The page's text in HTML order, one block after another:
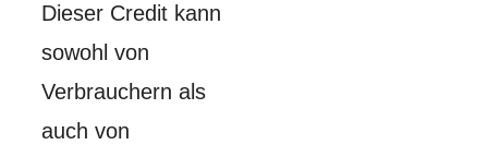
Dieser Credit kann
sowohl von
Verbrauchern als
auch von